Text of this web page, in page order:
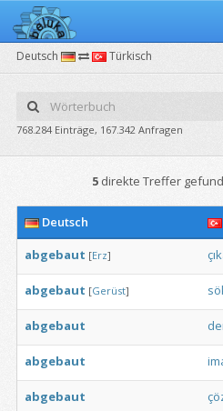
Deutsch Türkisch
768.284 Einträge, 167.342 Anfragen
5 direkte Treffer
Deutsch
abgebaut [Erz]
abgebaut [Gerüst]
abgebaut
abgebaut
abgebaut